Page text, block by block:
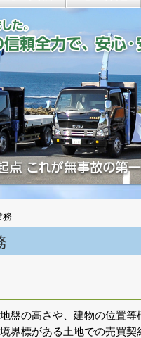
務
盤の高さや、建物の位置
界標がある土地での売買契